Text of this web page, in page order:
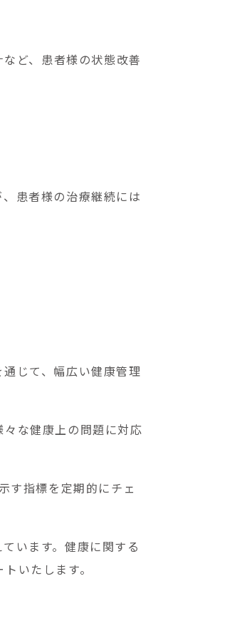
ど、患者様の状態改善
患者様の治療継続には
じて、幅広い健康管理
な健康上の問題に対応
す指標を定期的にチェ
います。健康に関する
いたします。